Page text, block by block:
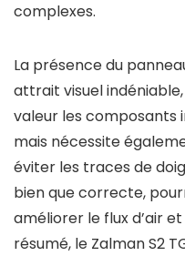
complexes.
La présence du
attrait visuel
valeur les composants
mais nécessite
éviter les traces de
bien que correcte,
améliorer le flux d’air
résumé, le Zalman S2